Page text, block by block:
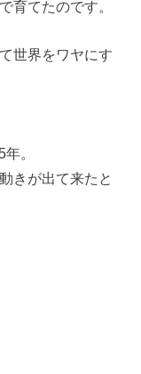
育てたのです。
世界をワヤにす
。
きが出て来たと